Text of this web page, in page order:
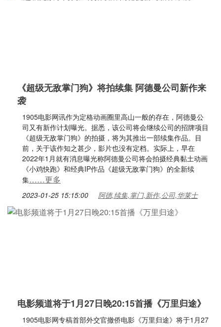
《超级无敌掌门狗》将拍续集 阿德曼公司新作来
袭
1905电影网讯作为定格动画圈里高山一般的存在，阿德曼公
司又有新作计划曝光。据悉，该公司将会继续公司的招牌项目
《超级无敌掌门狗》的拍摄，将为其推出一部续集作品。目
前，关于该作知之甚少，影片也没有定档。实际上，早在
2022年1月就有消息曝光称阿德曼公司将会拍摄经典黏土动画
《小鸡快跑》和经典IP作品《超级无敌掌门狗》的全新续
集……更多
2023-01-25 15:15:00 阿德,续集,掌门,新作,公司,华莱士
电影频道将于1月27日晚20:15首播《万里归途》
1905电影网专稿首部外交官撤侨电影《万里归途》将于1月27